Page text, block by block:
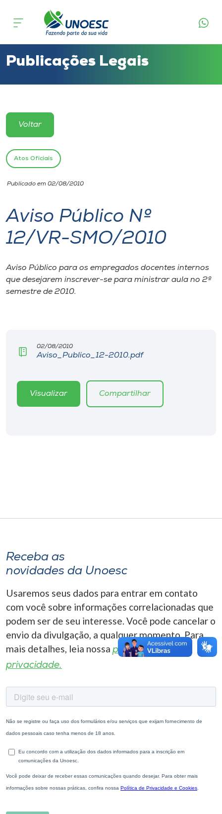
Cursos
Atendimento ao Estudante
Portal de Ensino
Unoesc
Internacionalização
I.nova
Diplomados
Editora
A+
Publicações Legais
Voltar
Atos Oficiais
Publicado em 02/08/2010
Aviso Público Nº
12/VR-SMO/2010
Aviso Público para os empregados docentes internos
que desejarem inscrever-se para ministrar aula no 2º
semestre de 2010.
02/08/2010
Aviso_Publico_12-2010.pdf
Visualizar Compartilhar
Receba as
novidades da Unoesc
Usaremos seus dados para entrar em contato
com você sobre informações correlacionadas que
podem ser de seu interesse. Você pode cancelar o
envio da divulgação, a qualquer momento. Para
mais detalhes, leia nossa política de
privacidade.